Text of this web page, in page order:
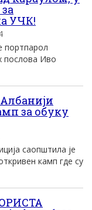
УЧК!
портпарол
послова Иво
за обуку
саопштила је
камп где су